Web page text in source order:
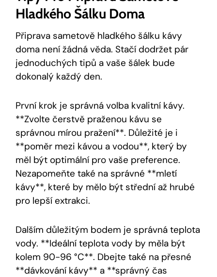
Hladkého Šálku Doma
Připrava sametově hladkého šálku kávy
doma není žádná věda. Stačí dodržet pár
jednoduchých tipů a vaše šálek bude
dokonalý každý den.
První krok je správná volba kvalitní kávy.
**Zvolte čerstvě praženou kávu se
správnou mírou pražení**. Důležité je i
**poměr mezi kávou a vodou**, který by
měl být optimální pro vaše preference.
Nezapomeňte také na správné **mletí
kávy**, které by mělo být střední až hrubé
pro lepší extrakci.
Dalším důležitým bodem je správná teplota
vody. **Ideální teplota vody by měla být
kolem 90-96 °C**. Dbejte také na přesné
**dávkování kávy** a **správný čas